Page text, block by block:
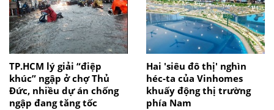
TP.HCM lý giải “điệp
khúc” ngập ở chợ Thủ
Đức, nhiều dự án chống
ngập đang tăng tốc
Hai 'siêu đô thị' nghìn
héc-ta của Vinhomes
khuấy động thị trường
phía Nam